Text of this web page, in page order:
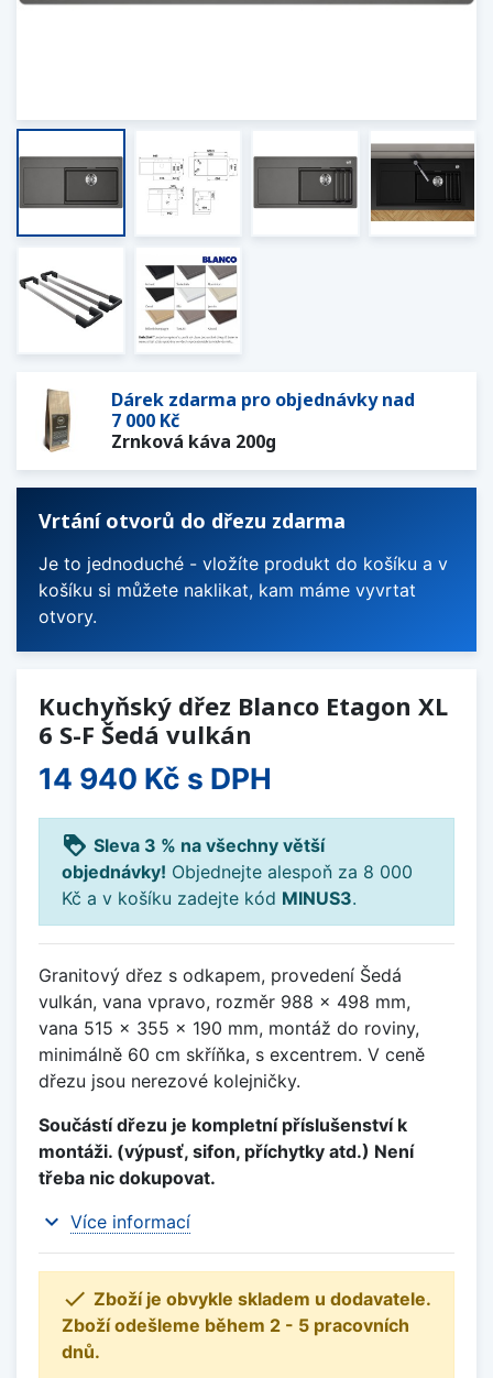
Dárek zdarma pro objednávky nad
7 000 Kč
Zrnková káva 200g
Vrtání otvorů do dřezu zdarma
Je to jednoduché - vložíte produkt do košíku a v
košíku si můžete naklikat, kam máme vyvrtat
otvory.
Kuchyňský dřez Blanco Etagon XL
6 S-F Šedá vulkán
14 940 Kč s DPH
loyalty Sleva 3 % na všechny větší
objednávky! Objednejte alespoň za 8 000
Kč a v košíku zadejte kód MINUS3.
Granitový dřez s odkapem, provedení Šedá
vulkán, vana vpravo, rozměr 988 x 498 mm,
vana 515 x 355 x 190 mm, montáž do roviny,
minimálně 60 cm skříňka, s excentrem. V ceně
dřezu jsou nerezové kolejničky.
Součástí dřezu je kompletní příslušenství k
montáži. (výpusť, sifon, příchytky atd.) Není
třeba nic dokupovat.
expand_more Více informací
 Zboží je obvykle skladem u dodavatele.
Zboží odešleme během 2 - 5 pracovních
dnů.